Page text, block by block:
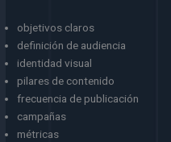
objetivos claros
definición de audiencia
identidad visual
pilares de contenido
frecuencia de publicación
campañas
métricas